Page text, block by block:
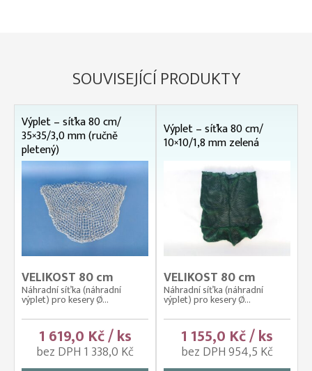
SOUVISEJÍCÍ PRODUKTY
Výplet – síťka 80 cm/
35×35/3,0 mm (ručně
pletený)
VELIKOST 80 cm
Náhradní síťka (náhradní
výplet) pro kesery Ø...
1 619,0 Kč / ks
bez DPH 1 338,0 Kč
Výplet – síťka 80 cm/
10×10/1,8 mm zelená
VELIKOST 80 cm
Náhradní síťka (náhradní
výplet) pro kesery Ø...
1 155,0 Kč / ks
bez DPH 954,5 Kč